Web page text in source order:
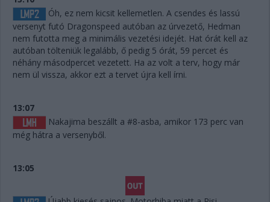
Óh, ez nem kicsit kellemetlen. A csendes és lassú
versenyt futó Dragonspeed autóban az úrvezető, Hedman
nem futotta meg a minimális vezetési idejét. Hat órát kell az
autóban tölteniük legalább, ő pedig 5 órát, 59 percet és
néhány másodpercet vezetett. Ha az volt a terv, hogy már
nem ül vissza, akkor ezt a tervet újra kell írni.
13:07
Nakajima beszállt a #8-asba, amikor 173 perc van
még hátra a versenyből.
13:05